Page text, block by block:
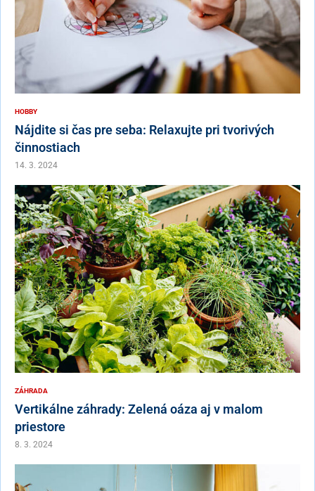
HOBBY
Nájdite si čas pre seba: Relaxujte pri tvorivých
činnostiach
14. 3. 2024
ZÁHRADA
Vertikálne záhrady: Zelená oáza aj v malom
priestore
8. 3. 2024